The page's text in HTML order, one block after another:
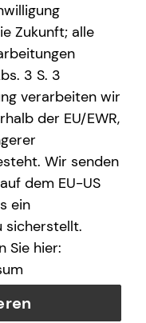
Fragen in deinem
und dich mit meiner
du das gute Gefühl
habe ich mein
Zukunft; alle
3 S. 3
verarbeiten wir
der EU/EWR,
Wir senden
dem EU-US
ein
sicherstellt.
Sie hier: